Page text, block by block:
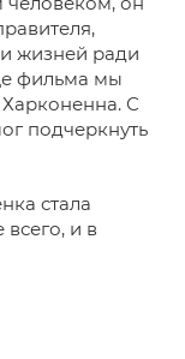
жизней ради
фильма мы
С
подчеркнуть
стала
и в